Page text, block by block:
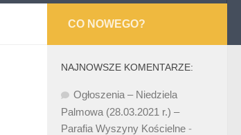
CO NOWEGO?
NAJNOWSZE KOMENTARZE:
Ogłoszenia – Niedziela
Palmowa (28.03.2021 r.) –
Parafia Wyszyny Kościelne -